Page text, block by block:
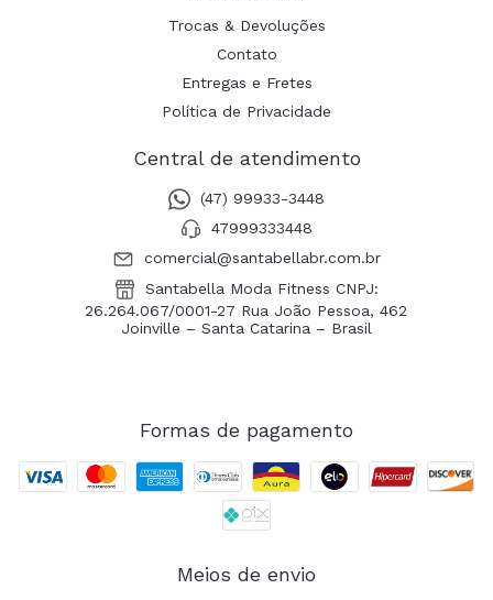
Trocas & Devoluções
Contato
Entregas e Fretes
Política de Privacidade
Central de atendimento
(47) 99933-3448
47999333448
comercial@santabellabr.com.br
Santabella Moda Fitness CNPJ:
26.264.067/0001-27 Rua João Pessoa, 462
Joinville – Santa Catarina – Brasil
Formas de pagamento
Meios de envio